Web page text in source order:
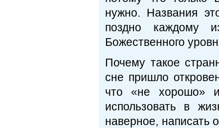
нужно. Названия
поздно каждому
Божественного
Почему такое
сне пришло
что «не хорошо»
использовать в
наверное, написать